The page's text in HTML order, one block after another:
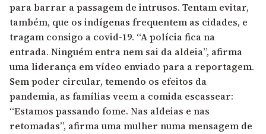
para barrar a passagem de intrusos. Tentam evitar,
também, que os indígenas frequentem as cidades, e
tragam consigo a covid-19. “A polícia fica na
entrada. Ninguém entra nem sai da aldeia”, afirma
uma liderança em vídeo enviado para a reportagem.
Sem poder circular, temendo os efeitos da
pandemia, as famílias veem a comida escassear:
“Estamos passando fome. Nas aldeias e nas
retomadas”, afirma uma mulher numa mensagem de